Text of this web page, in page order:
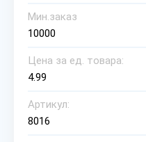
Мин.заказ
10000
Цена за ед. товара:
4.99
Артикул:
8016